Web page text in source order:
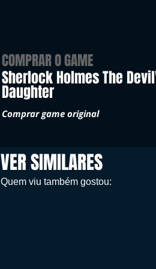
COMPRAR O GAME
Sherlock Holmes The
Daughter
Comprar game original
VER SIMILARES
Quem viu também gostou: